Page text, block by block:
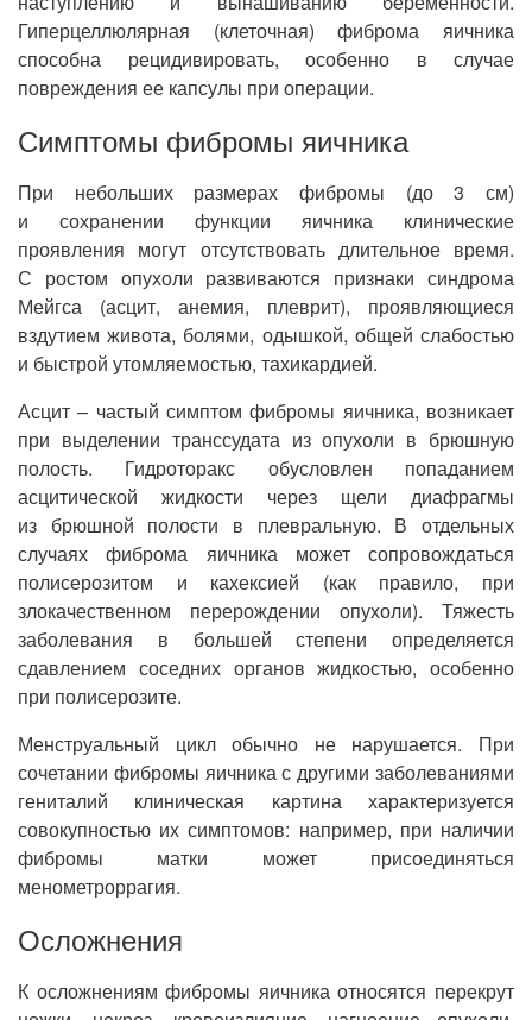
Гиперцеллюлярная (клеточная) фиброма яичника
способна рецидивировать, особенно в случае
повреждения ее капсулы при операции.
Симптомы фибромы яичника
При небольших размерах фибромы (до 3 см)
и сохранении функции яичника клинические
проявления могут отсутствовать длительное время.
С ростом опухоли развиваются признаки синдрома
Мейгса (асцит, анемия, плеврит), проявляющиеся
вздутием живота, болями, одышкой, общей слабостью
и быстрой утомляемостью, тахикардией.
Асцит – частый симптом фибромы яичника, возникает
при выделении транссудата из опухоли в брюшную
полость. Гидроторакс обусловлен попаданием
асцитической жидкости через щели диафрагмы
из брюшной полости в плевральную. В отдельных
случаях фиброма яичника может сопровождаться
полисерозитом и кахексией (как правило, при
злокачественном перерождении опухоли). Тяжесть
заболевания в большей степени определяется
сдавлением соседних органов жидкостью, особенно
при полисерозите.
Менструальный цикл обычно не нарушается. При
сочетании фибромы яичника с другими заболеваниями
гениталий клиническая картина характеризуется
совокупностью их симптомов: например, при наличии
фибромы матки может присоединяться
менометроррагия.
Осложнения
К осложнениям фибромы яичника относятся перекрут